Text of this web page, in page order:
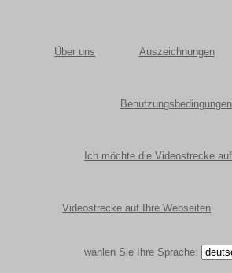
Über uns Auszeichnungen
Benutzungsbedingungen
Ich möchte die Videostrecke
Videostrecke auf Ihre Webseiten
wählen Sie Ihre Sprache: